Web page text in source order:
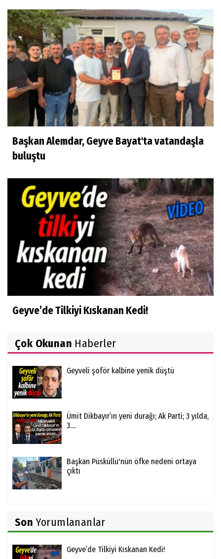
Başkan Alemdar, Geyve Bayat'ta vatandaşla
buluştu
Geyve’de Tilkiyi Kıskanan Kedi!
Çok Okunan Haberler
Geyveli şoför kalbine yenik düştü
Ümit Dikbayır’ın yeni durağı; Ak Parti; 3 yılda,
3....
Başkan Püsküllü'nün öfke nedeni ortaya
çıktı
Son Yorumlananlar
Geyve’de Tilkiyi Kıskanan Kedi!